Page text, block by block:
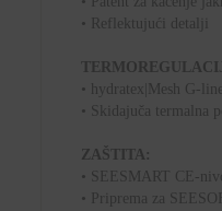
• Reflektujući detalji
• hydratex|Mesh G-
• Skidajuča termalna
ZAŠTITA:
• SEESMART CE-
• Priprema za